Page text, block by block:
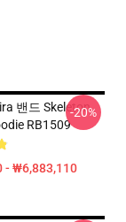
밴드 Skeleton
RB1509
- ₩6,883,110
-20%